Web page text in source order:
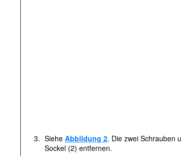
3. Siehe Abbildung 2. Die zwei Schrauben
Sockel (2) entfernen.